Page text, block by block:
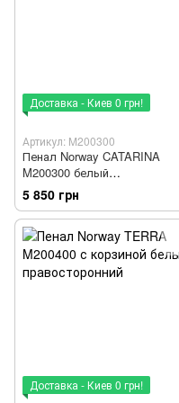
Доставка - Киев 0 грн!
Артикул: M200300
Пенал Norway CATARINA
M200300 белый
правосторонний
5 850 грн
Доставка - Киев 0 грн!